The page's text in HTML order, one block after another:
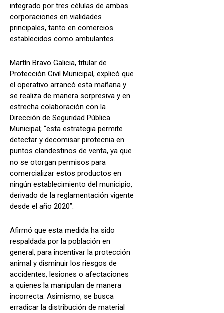
integrado por tres células de ambas
corporaciones en vialidades
principales, tanto en comercios
establecidos como ambulantes.
Martín Bravo Galicia, titular de
Protección Civil Municipal, explicó que
el operativo arrancó esta mañana y
se realiza de manera sorpresiva y en
estrecha colaboración con la
Dirección de Seguridad Pública
Municipal; “esta estrategia permite
detectar y decomisar pirotecnia en
puntos clandestinos de venta, ya que
no se otorgan permisos para
comercializar estos productos en
ningún establecimiento del municipio,
derivado de la reglamentación vigente
desde el año 2020”.
Afirmó que esta medida ha sido
respaldada por la población en
general, para incentivar la protección
animal y disminuir los riesgos de
accidentes, lesiones o afectaciones
a quienes la manipulan de manera
incorrecta. Asimismo, se busca
erradicar la distribución de material